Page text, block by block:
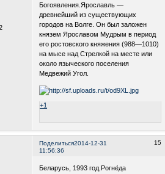
Богоявления.Ярославль —
древнейший из существующих
городов на Волге. Он был заложен
князем Ярославом Мудрым в период
его ростовского княжения (988—1010)
на мысе над Стрелкой на месте или
около языческого поселения
Медвежий Угол.
+1
Поделиться 15
2014-12-31
11:56:36
Беларусь, 1993 год.Рогне́да